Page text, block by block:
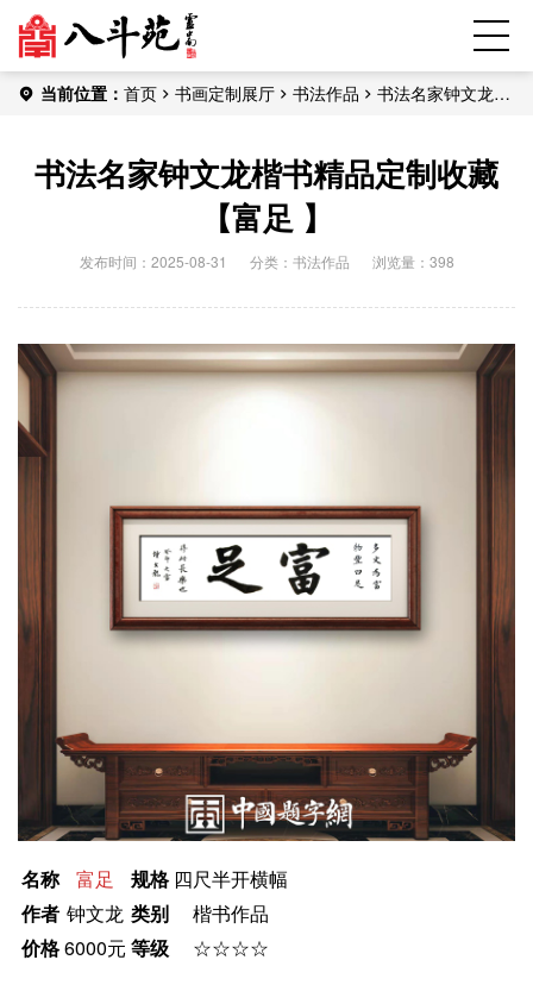
当前位置： 首页 书画定制展厅 书法作品
书法名家钟文龙楷
书法名家钟文龙楷书精品定制收藏
【富足 】
发布时间：2025-08-31 分类： 书法作品 浏览量：398
名称 富足 规格 四尺半开横幅
作者 钟文龙 类别
楷书作品
价格6000元 等级
☆☆☆☆